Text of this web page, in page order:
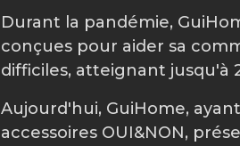
Durant la pandémie,
conçues pour aider sa
difficiles, atteignant jusqu'à
Aujourd'hui, GuiHome,
accessoires OUI&NON,